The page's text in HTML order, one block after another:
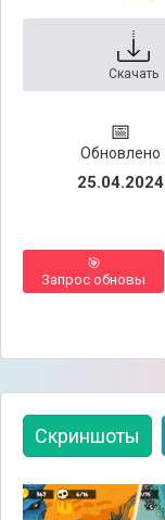
Скачать
📅
Обновлено
25.04.2024
🎯
Запрос обновы
Скриншоты